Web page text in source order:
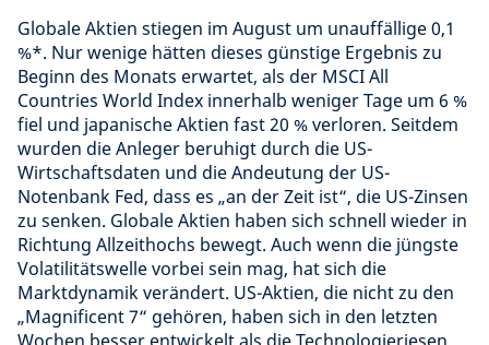
Globale Aktien stiegen im August um unauffällige 0,1
%*. Nur wenige hätten dieses günstige Ergebnis zu
Beginn des Monats erwartet, als der MSCI All
Countries World Index innerhalb weniger Tage um 6 %
fiel und japanische Aktien fast 20 % verloren. Seitdem
wurden die Anleger beruhigt durch die US-
Wirtschaftsdaten und die Andeutung der US-
Notenbank Fed, dass es „an der Zeit ist“, die US-Zinsen
zu senken. Globale Aktien haben sich schnell wieder in
Richtung Allzeithochs bewegt. Auch wenn die jüngste
Volatilitätswelle vorbei sein mag, hat sich die
Marktdynamik verändert. US-Aktien, die nicht zu den
„Magnificent 7“ gehören, haben sich in den letzten